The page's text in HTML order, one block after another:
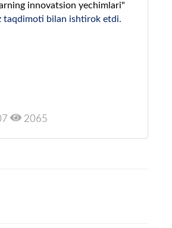
innovatsion yechimlari"
taqdimoti bilan ishtirok etdi.
2065